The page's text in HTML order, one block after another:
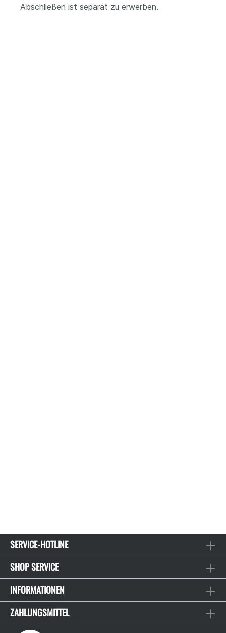
Abschließen ist separat zu erwerben.
SERVICE-HOTLINE
SHOP SERVICE
INFORMATIONEN
ZAHLUNGSMITTEL